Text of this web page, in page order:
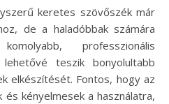
keretes szövőszék már
de a haladóbbak számára
professzionális
teszik bonyolultabb
elkészítését. Fontos, hogy az
kényelmesek a használatra,